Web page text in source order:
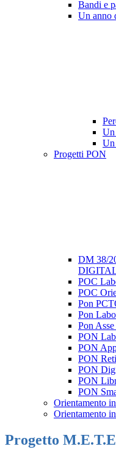
Bandi e
Un anno
Un
Un
Progetti PON
DM 38/
POC
POC
Pon
Pon
Pon
PON
PON
PON
PON
PON
PON
Orientamento
Orientamento
Progetto